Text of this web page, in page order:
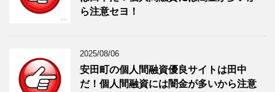
ら注意セヨ！
2025/08/06
安田町の個人間融資優良サイトは田中
だ！個人間融資には闇金が多いから注意